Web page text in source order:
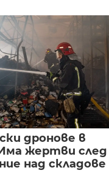
дронове в
жертви след
над складове